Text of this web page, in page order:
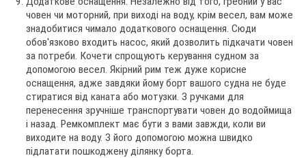
човен чи моторний, при виході на воду, крім весел, вам може
знадобитися чимало додаткового оснащення. Сюди
обов'язково входить насос, який дозволить підкачати човен
за потреби. Кочети спрощують керування судном за
допомогою весел. Якірний рим теж дуже корисне
оснащення, адже завдяки йому борт вашого судна не буде
стиратися від каната або мотузки. З ручками для
перенесення зручніше транспортувати човен до водоймища
і назад. Ремкомплект має бути з вами завжди, коли ви
виходите на воду. З його допомогою можна швидко
підлатати пошкоджену ділянку борта.